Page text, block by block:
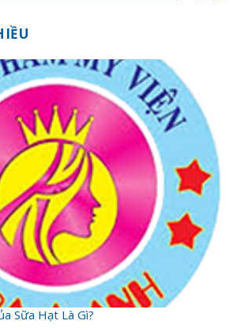
Sữa Hạt Là Gì?